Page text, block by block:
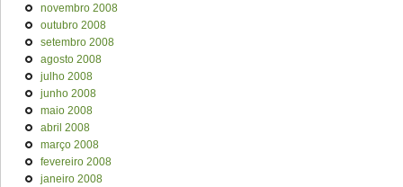
novembro 2008
outubro 2008
setembro 2008
agosto 2008
julho 2008
junho 2008
maio 2008
abril 2008
março 2008
fevereiro 2008
janeiro 2008